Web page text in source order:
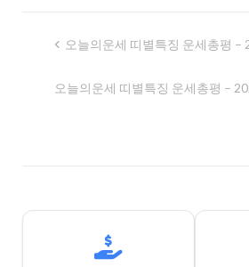
오늘의운세 띠별특징 운세총평 –
오늘의운세 띠별특징 운세총평 –